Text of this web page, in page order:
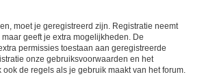
moet je geregistreerd zijn. Registratie neemt
geeft je extra mogelijkheden. De
permissies toestaan aan geregistreerde
onze gebruiksvoorwaarden en het
de regels als je gebruik maakt van het forum.